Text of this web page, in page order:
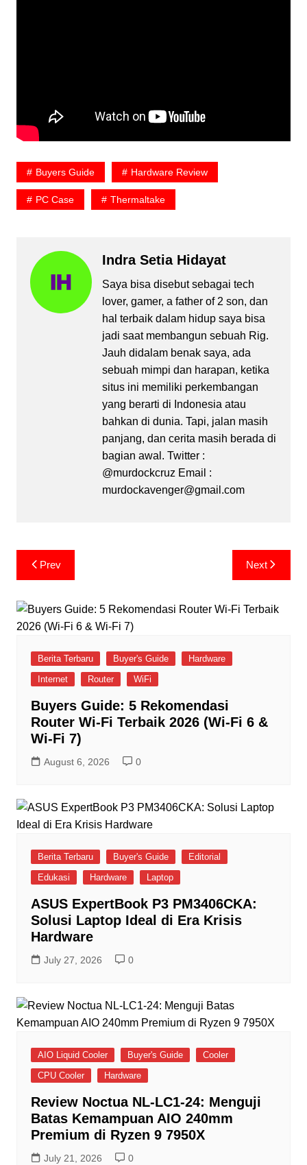
Buyers Guide Hardware Review
PC Case Thermaltake
Indra Setia Hidayat
Saya bisa disebut sebagai tech
lover, gamer, a father of 2 son, dan
hal terbaik dalam hidup saya bisa
jadi saat membangun sebuah Rig.
Jauh didalam benak saya, ada
sebuah mimpi dan harapan, ketika
situs ini memiliki perkembangan
yang berarti di Indonesia atau
bahkan di dunia. Tapi, jalan masih
panjang, dan cerita masih berada di
bagian awal. Twitter :
@murdockcruz Email :
murdockavenger@gmail.com
Post
navigation
Prev Next
Berita Terbaru Buyer's Guide
Hardware
Internet
Router WiFi
Buyers Guide: 5 Rekomendasi
Router Wi-Fi Terbaik 2026 (Wi-Fi 6 &
Wi-Fi 7)
August 6, 2026 0
Berita Terbaru Buyer's Guide
Editorial
Edukasi
Hardware Laptop
ASUS ExpertBook P3 PM3406CKA:
Solusi Laptop Ideal di Era Krisis
Hardware
July 27, 2026 0
AIO Liquid Cooler Buyer's Guide
Cooler
CPU Cooler
Hardware
Review Noctua NL-LC1-24: Menguji
Batas Kemampuan AIO 240mm
Premium di Ryzen 9 7950X
July 21, 2026 0